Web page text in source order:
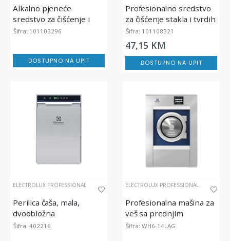
Alkalno pjeneće
sredstvo za čišćenje i
dezinfekciju, DI Divosan
Šifra: 101103296
DOSTUPNO NA UPIT
Profesionalno sredstvo
za čišćenje stakla i tvrdih
površina TASKI Sprint
Glass Conc
Šifra: 101108321
47,15 KM
DOSTUPNO NA UPIT
ELECTROLUX PROFESSIONAL
Perilica čaša, mala,
dvoobložna
Šifra: 402216
ELECTROLUX PROFESSIONAL
Profesionalna mašina za
veš sa prednjim
punjenjem, lagoon®
Šifra: WH6-14LAG